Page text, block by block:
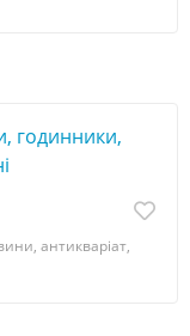
годинники,
антикваріат,